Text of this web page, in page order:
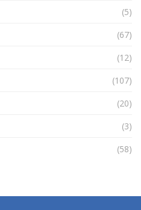
(5)
(67)
(12)
(107)
(20)
(3)
(58)